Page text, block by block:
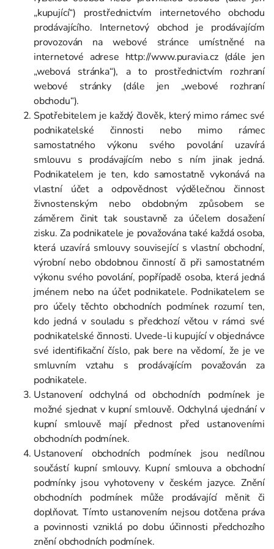
„kupující“) prostřednictvím internetového obchodu
prodávajícího. Internetový obchod je prodávajícím
provozován na webové stránce umístněné na
internetové adrese http://www.puravia.cz (dále jen
„webová stránka“), a to prostřednictvím rozhraní
webové stránky (dále jen „webové rozhraní
obchodu“).
Spotřebitelem je každý člověk, který mimo rámec své
podnikatelské činnosti nebo mimo rámec
samostatného výkonu svého povolání uzavírá
smlouvu s prodávajícím nebo s ním jinak jedná.
Podnikatelem je ten, kdo samostatně vykonává na
vlastní účet a odpovědnost výdělečnou činnost
živnostenským nebo obdobným způsobem se
záměrem činit tak soustavně za účelem dosažení
zisku. Za podnikatele je považována také každá osoba,
která uzavírá smlouvy související s vlastní obchodní,
výrobní nebo obdobnou činností či při samostatném
výkonu svého povolání, popřípadě osoba, která jedná
jménem nebo na účet podnikatele. Podnikatelem se
pro účely těchto obchodních podmínek rozumí ten,
kdo jedná v souladu s předchozí větou v rámci své
podnikatelské činnosti. Uvede-li kupující v objednávce
své identifikační číslo, pak bere na vědomí, že je ve
smluvním vztahu s prodávajícím považován za
podnikatele.
Ustanovení odchylná od obchodních podmínek je
možné sjednat v kupní smlouvě. Odchylná ujednání v
kupní smlouvě mají přednost před ustanoveními
obchodních podmínek.
Ustanovení obchodních podmínek jsou nedílnou
součástí kupní smlouvy. Kupní smlouva a obchodní
podmínky jsou vyhotoveny v českém jazyce. Znění
obchodních podmínek může prodávající měnit či
doplňovat. Tímto ustanovením nejsou dotčena práva
a povinnosti vzniklá po dobu účinnosti předchozího
znění obchodních podmínek.